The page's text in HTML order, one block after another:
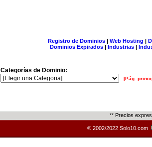
Registro de Dominios| Web Hosting |
Dominios Expirados | Industrias |
Categorías de Dominio:
[Pág.
** Precios
© 2002/2022 Solo10.com